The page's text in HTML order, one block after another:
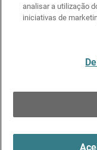
analisar a utilização
iniciativas de